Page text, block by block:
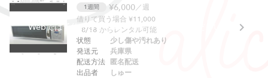
Webでは予約できません。アプリをご利用ください。
1週間 ¥6,000／週
借りて買う場合 ¥11,000
8/18 からレンタル可能
状態
発送元
配送方法
出品者
少し傷や汚れあり
兵庫県
匿名配送
しゅー